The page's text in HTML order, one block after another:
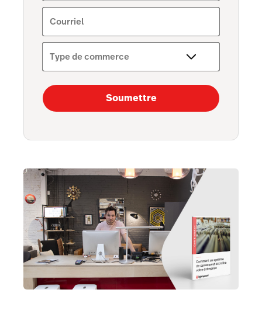
Interface API
Personnel et paie
Courriel
Type de commerce
Soumettre